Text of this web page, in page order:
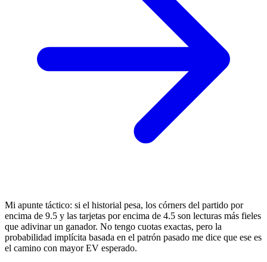
Mi apunte táctico: si el historial pesa, los córners del partido por
encima de 9.5 y las tarjetas por encima de 4.5 son lecturas más fieles
que adivinar un ganador. No tengo cuotas exactas, pero la
probabilidad implícita basada en el patrón pasado me dice que ese es
el camino con mayor EV esperado.